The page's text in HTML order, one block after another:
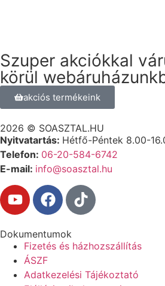
Szuper akciókkal
körül
akciós termékeink
2026 © SOASZTAL.HU
Nyitvatartás: Hétfő-Péntek 8.00-
Telefon: 06-20-584-6742
E-mail: info@soasztal.hu
Dokumentumok
Fizetés és házhozszállítás
ÁSZF
Adatkezelési Tájékoztató